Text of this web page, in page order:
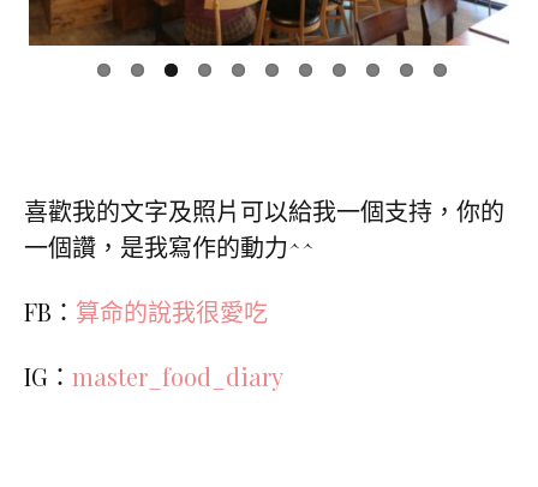
喜歡我的文字及照片可以給我一個支持，你的
一個讚，是我寫作的動力^^
FB： 算命的說我很愛吃
IG： master_food_diary